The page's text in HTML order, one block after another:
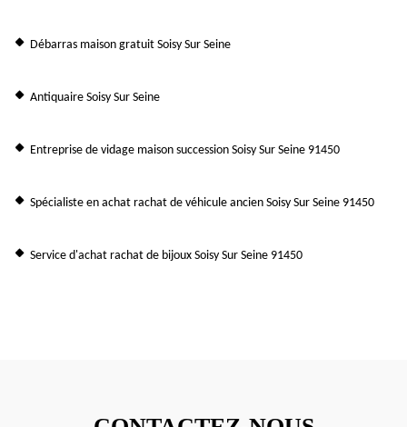
Débarras maison gratuit Soisy Sur Seine
Antiquaire Soisy Sur Seine
Entreprise de vidage maison succession Soisy Sur Seine 91450
Spécialiste en achat rachat de véhicule ancien Soisy Sur Seine 91450
Service d'achat rachat de bijoux Soisy Sur Seine 91450